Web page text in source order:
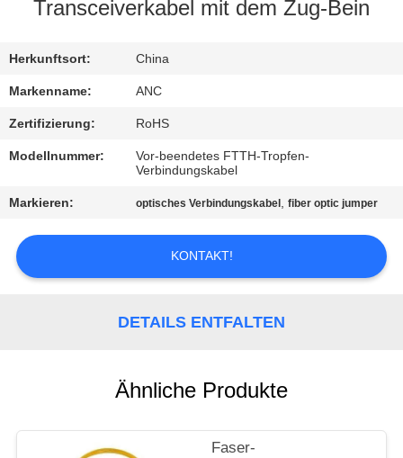
SIE
MIT
UNS
IN
VERBINDUNG
NACHRICHTEN
Transceiverkabel mit dem Zug-Bein
Herkunftsort: China
Markenname: ANC
Zertifizierung: RoHS
Modellnummer:
Vor-beendetes FTTH-Tropfen-
Verbindungskabel
Markieren: optisches Verbindungskabel ,fiber optic jumper
KONTAKT!
DETAILS ENTFALTEN
Ähnliche Produkte
Faser-